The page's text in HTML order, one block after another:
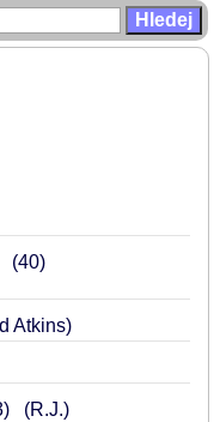
40
Atkins)
(R.J.)